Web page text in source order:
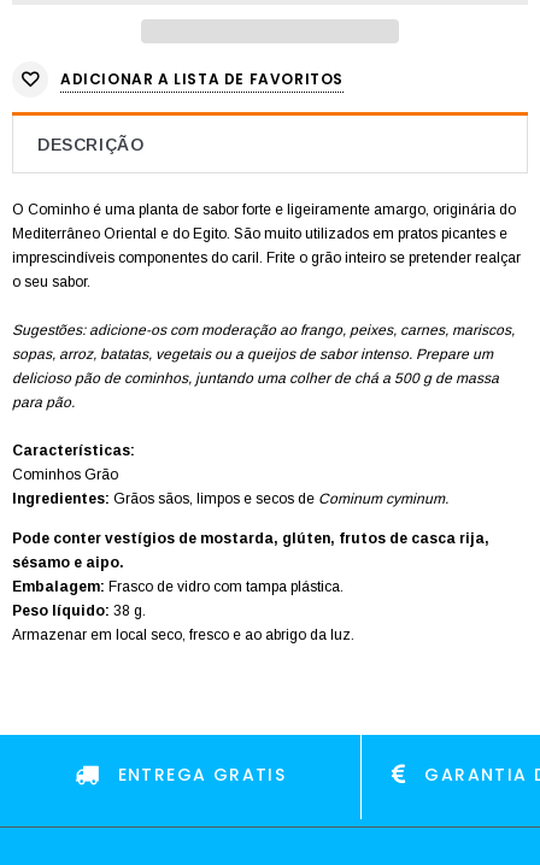
ADICIONAR A LISTA DE FAVORITOS
DESCRIÇÃO
O Cominho é uma planta de sabor forte e ligeiramente amargo, originária do
Mediterrâneo Oriental e do Egito. São muito utilizados em pratos picantes e
imprescindíveis componentes do caril. Frite o grão inteiro se pretender realçar
o seu sabor.
Sugestões: adicione-os com moderação ao frango, peixes, carnes, mariscos,
sopas, arroz, batatas, vegetais ou a queijos de sabor intenso. Prepare um
delicioso pão de cominhos, juntando uma colher de chá a 500 g de massa
para pão.
Características:
Cominhos Grão
Ingredientes: Grãos sãos, limpos e secos de Cominum cyminum.
Pode conter vestígios de mostarda, glúten, frutos de casca rija,
sésamo e aipo.
Embalagem: Frasco de vidro com tampa plástica.
Peso líquido: 38 g.
Armazenar em local seco, fresco e ao abrigo da luz.
ENTREGA GRATIS GARANTIA